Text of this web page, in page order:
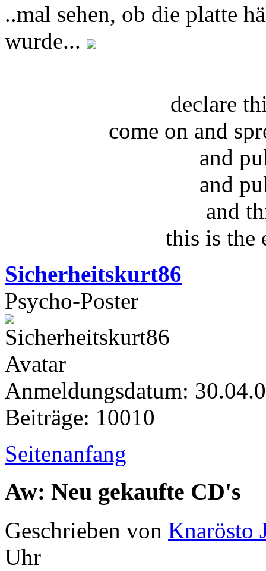
..mal sehen, ob die platte
wurde...
declare
come on and
and
and
and
this is the
Sicherheitskurt86
Psycho-Poster
Anmeldungsdatum:
Beiträge: 10010
Seitenanfang
Aw: Neu gekaufte CD's
Geschrieben von Knarösto
Uhr